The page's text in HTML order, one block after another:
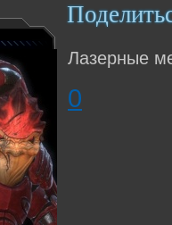
Лазерные
0